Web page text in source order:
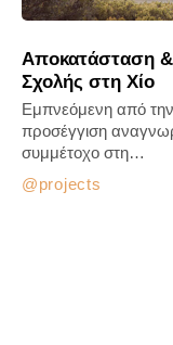
Αποκατάσταση
Σχολής στη Χίο
projects
Εμπνεόμενη από την
προσέγγιση
συμμέτοχο στη…